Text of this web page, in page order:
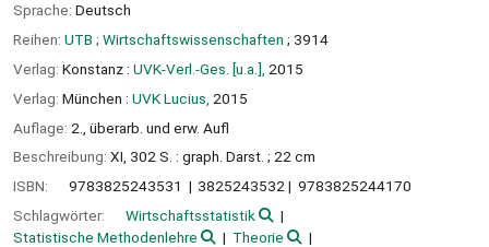
Sprache: Deutsch
Reihen: UTB ; Wirtschaftswissenschaften ; 3914
Verlag: Konstanz : UVK-Verl.-Ges. [u.a.], 2015
Verlag: München : UVK Lucius, 2015
Auflage: 2., überarb. und erw. Aufl
Beschreibung: XI, 302 S. : graph. Darst. ; 22 cm
ISBN:
9783825243531 3825243532
9783825244170
Schlagwörter:
Wirtschaftsstatistik
Statistische Methodenlehre
Theorie